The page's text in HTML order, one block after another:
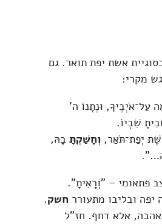
אשת יפת תואר. גם
מקרי:
עַל־אֹיְבֶיךָ, וּנְתָנוֹ ה'
שִׁבְיוֹ.
יְפַת־תֹּאַר, וְחָשַׁקְתָּ בָהּ,
פתאומי – "וְרָאִיתָ".
ובליבו מתעורר חשק.
אלא דחף. חז"ל